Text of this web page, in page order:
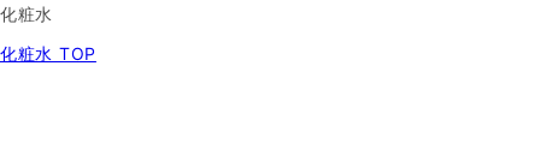
化粧水
化粧水 TOP